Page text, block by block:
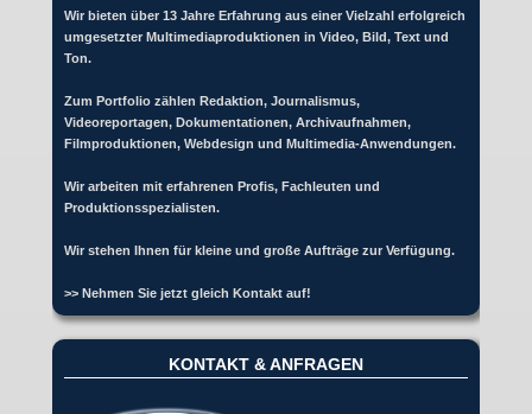
Wir bieten über 13 Jahre Erfahrung aus einer Vielzahl erfolgreich
umgesetzter Multimediaproduktionen in Video, Bild, Text und
Ton.
Zum Portfolio zählen Redaktion, Journalismus,
Videoreportagen, Dokumentationen, Archivaufnahmen,
Filmproduktionen, Webdesign und Multimedia-Anwendungen.
Wir arbeiten mit erfahrenen Profis, Fachleuten und
Produktionsspezialisten.
Wir stehen Ihnen für kleine und große Aufträge zur Verfügung.
>> Nehmen Sie jetzt gleich Kontakt auf!
KONTAKT & ANFRAGEN